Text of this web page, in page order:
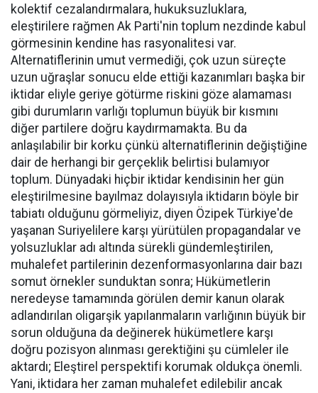
kolektif cezalandırmalara, hukuksuzluklara,
eleştirilere rağmen Ak Parti'nin toplum nezdinde kabul
görmesinin kendine has rasyonalitesi var.
Alternatiflerinin umut vermediği, çok uzun süreçte
uzun uğraşlar sonucu elde ettiği kazanımları başka bir
iktidar eliyle geriye götürme riskini göze alamaması
gibi durumların varlığı toplumun büyük bir kısmını
diğer partilere doğru kaydırmamakta. Bu da
anlaşılabilir bir korku çünkü alternatiflerinin değiştiğine
dair de herhangi bir gerçeklik belirtisi bulamıyor
toplum. Dünyadaki hiçbir iktidar kendisinin her gün
eleştirilmesine bayılmaz dolayısıyla iktidarın böyle bir
tabiatı olduğunu görmeliyiz, diyen Özipek Türkiye'de
yaşanan Suriyelilere karşı yürütülen propagandalar ve
yolsuzluklar adı altında sürekli gündemleştirilen,
muhalefet partilerinin dezenformasyonlarına dair bazı
somut örnekler sunduktan sonra; Hükümetlerin
neredeyse tamamında görülen demir kanun olarak
adlandırılan oligarşik yapılanmaların varlığının büyük bir
sorun olduğuna da değinerek hükümetlere karşı
doğru pozisyon alınması gerektiğini şu cümleler ile
aktardı; Eleştirel perspektifi korumak oldukça önemli.
Yani, iktidara her zaman muhalefet edilebilir ancak